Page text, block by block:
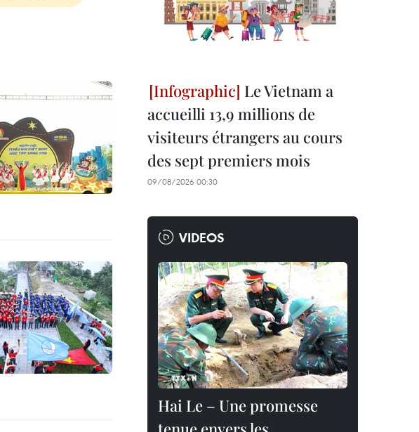
Le Vietnam a
accueilli 13,9 millions de
visiteurs étrangers au cours
des sept premiers mois
09/08/2026 00:30
VIDEOS
Hai Le – Une promesse